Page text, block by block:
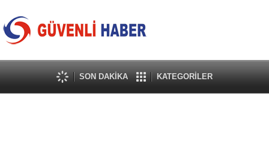
SON DAKİKA KATEGORİLER